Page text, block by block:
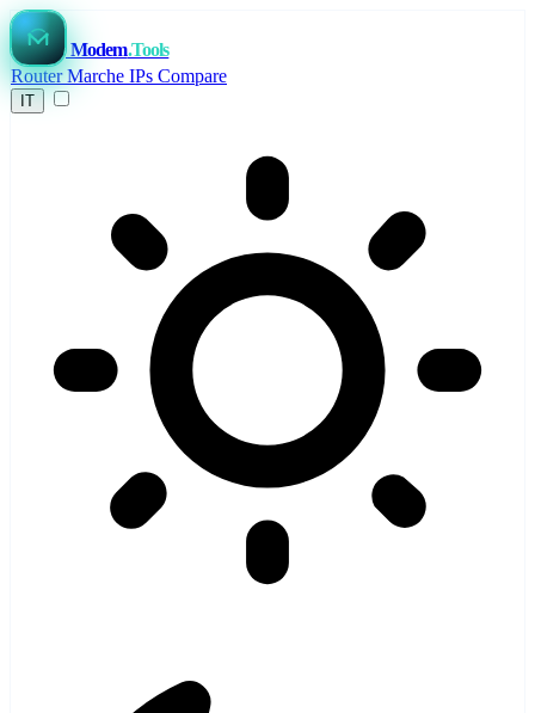
Modem.Tools
RouterMarche IPs Compare
IT